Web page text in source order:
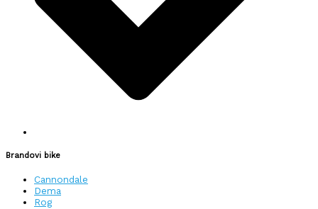
Brandovi bike
Cannondale
Dema
Rog